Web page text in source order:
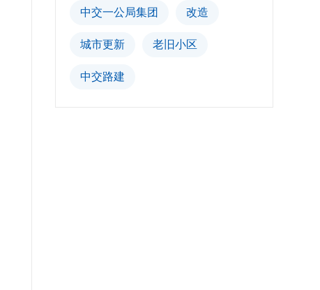
中交一公局集团 改造
城市更新 老旧小区
中交路建